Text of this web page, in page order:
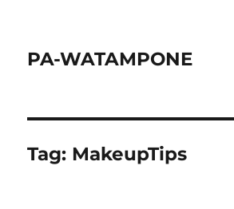
PA-WATAMPONE
Tag: MakeupTips